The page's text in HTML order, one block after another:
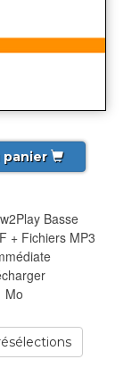
panier
Basse
+ Fichiers MP3
Mo